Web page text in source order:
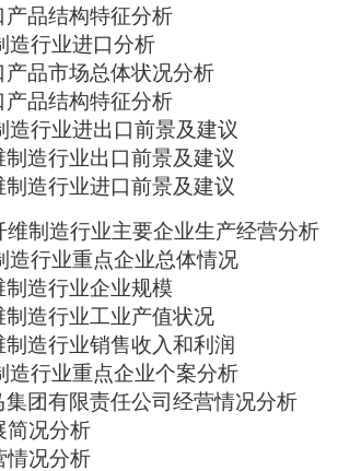
产品结构特征分析
造行业进口分析
产品市场总体状况分析
产品结构特征分析
造行业进出口前景及建议
造行业出口前景及建议
造行业进口前景及建议
维制造行业主要企业生产经营分析
造行业重点企业总体情况
造行业企业规模
造行业工业产值状况
造行业销售收入和利润
造行业重点企业个案分析
团有限责任公司经营情况分析
简况分析
情况分析